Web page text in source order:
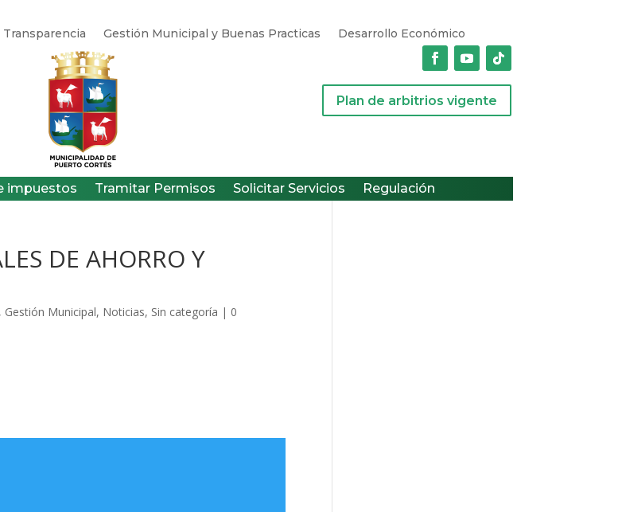
Transparencia Gestión Municipal y Buenas Practicas
Desarrollo Económico
Plan de arbitrios vigente
impuestos Tramitar Permisos Solicitar Servicios Regulación
DE AHORRO Y
, Gestión Municipal, Noticias, Sin categoría | 0